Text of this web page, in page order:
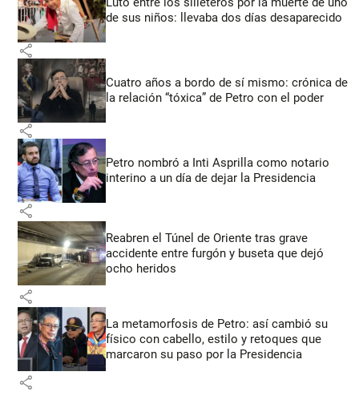
de sus niños: llevaba dos días desaparecido
share
Cuatro años a bordo de sí mismo: crónica de
la relación “tóxica” de Petro con el poder
share
Petro nombró a Inti Asprilla como notario
interino a un día de dejar la Presidencia
share
Reabren el Túnel de Oriente tras grave
accidente entre furgón y buseta que dejó
ocho heridos
share
La metamorfosis de Petro: así cambió su
físico con cabello, estilo y retoques que
marcaron su paso por la Presidencia
share